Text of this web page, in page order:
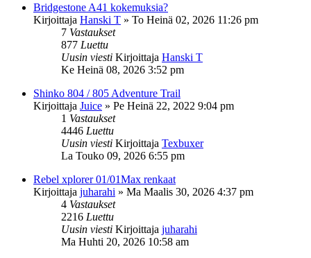
Bridgestone A41 kokemuksia?
Kirjoittaja Hanski T » To Heinä 02, 2026 11:26 pm
7 Vastaukset
877 Luettu
Uusin viesti Kirjoittaja Hanski T
Ke Heinä 08, 2026 3:52 pm
Shinko 804 / 805 Adventure Trail
Kirjoittaja Juice » Pe Heinä 22, 2022 9:04 pm
1 Vastaukset
4446 Luettu
Uusin viesti Kirjoittaja Texbuxer
La Touko 09, 2026 6:55 pm
Rebel xplorer 01/01Max renkaat
Kirjoittaja juharahi » Ma Maalis 30, 2026 4:37 pm
4 Vastaukset
2216 Luettu
Uusin viesti Kirjoittaja juharahi
Ma Huhti 20, 2026 10:58 am